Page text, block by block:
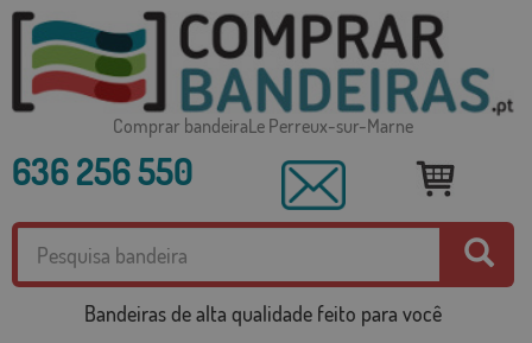
Comprar bandeiraLe Perreux-sur-Marne
636 256 550
Bandeiras de alta qualidade feito para você